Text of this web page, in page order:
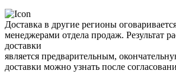
Доставка в другие регионы
менеджерами отдела продаж. Результат
доставки
является предварительным,
доставки можно узнать после